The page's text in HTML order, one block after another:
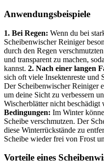
Anwendungsbeispiele
1. Bei Regen: Wenn du bei
Scheibenwischer Reiniger
durch den Regen
und transparent zu machen,
kannst. 2. Nach einer langen
sich oft viele Insektenreste und
Der Scheibenwischer Reiniger
um deine Sicht zu verbessern
Wischerblätter nicht beschädigt
Bedingungen: Im Winter
Scheibe verschmutzen. Der
diese Winterrückstände zu
Scheibe wieder frei von Frost
Vorteile eines